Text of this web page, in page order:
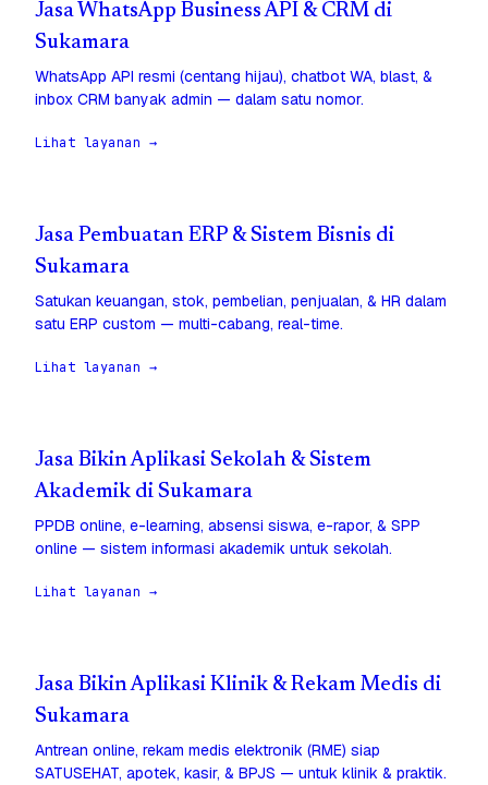
Jasa WhatsApp Business API & CRM di
Sukamara
WhatsApp API resmi (centang hijau), chatbot WA, blast, &
inbox CRM banyak admin — dalam satu nomor.
Lihat layanan →
Jasa Pembuatan ERP & Sistem Bisnis di
Sukamara
Satukan keuangan, stok, pembelian, penjualan, & HR dalam
satu ERP custom — multi-cabang, real-time.
Lihat layanan →
Jasa Bikin Aplikasi Sekolah & Sistem
Akademik di Sukamara
PPDB online, e-learning, absensi siswa, e-rapor, & SPP
online — sistem informasi akademik untuk sekolah.
Lihat layanan →
Jasa Bikin Aplikasi Klinik & Rekam Medis di
Sukamara
Antrean online, rekam medis elektronik (RME) siap
SATUSEHAT, apotek, kasir, & BPJS — untuk klinik & praktik.